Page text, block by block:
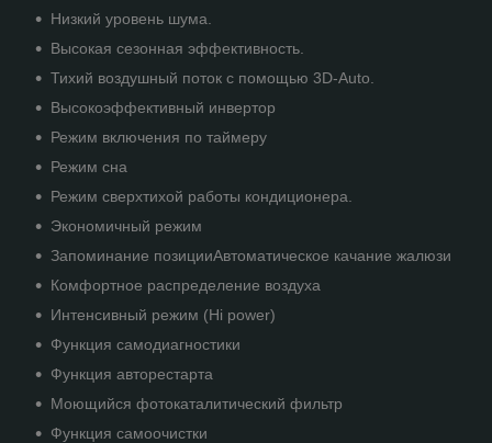
Низкий уровень шума.
Высокая сезонная эффективность.
Тихий воздушный поток с помощью 3D-Auto.
Высокоэффективный инвертор
Режим включения по таймеру
Режим сна
Режим сверхтихой работы кондиционера.
Экономичный режим
Запоминание позицииАвтоматическое качание жалюзи
Комфортное распределение воздуха
Интенсивный режим (Hi power)
Функция самодиагностики
Функция авторестарта
Моющийся фотокаталитический фильтр
Функция самоочистки